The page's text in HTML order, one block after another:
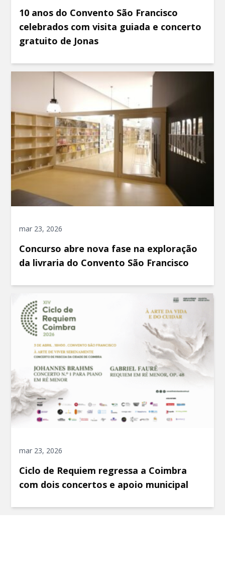
10 anos do Convento São Francisco
celebrados com visita guiada e concerto
gratuito de Jonas
mar 23, 2026
Concurso abre nova fase na exploração
da livraria do Convento São Francisco
mar 23, 2026
Ciclo de Requiem regressa a Coimbra
com dois concertos e apoio municipal